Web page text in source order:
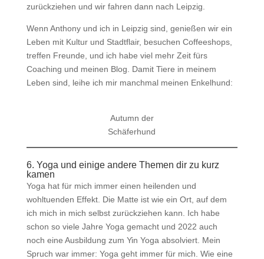
zurückziehen und wir fahren dann nach Leipzig.
Wenn Anthony und ich in Leipzig sind, genießen wir ein
Leben mit Kultur und Stadtflair, besuchen Coffeeshops,
treffen Freunde, und ich habe viel mehr Zeit fürs
Coaching und meinen Blog. Damit Tiere in meinem
Leben sind, leihe ich mir manchmal meinen Enkelhund:
Autumn der
Schäferhund
6. Yoga und einige andere Themen dir zu kurz
kamen
Yoga hat für mich immer einen heilenden und
wohltuenden Effekt. Die Matte ist wie ein Ort, auf dem
ich mich in mich selbst zurückziehen kann. Ich habe
schon so viele Jahre Yoga gemacht und 2022 auch
noch eine Ausbildung zum Yin Yoga absolviert. Mein
Spruch war immer: Yoga geht immer für mich. Wie eine